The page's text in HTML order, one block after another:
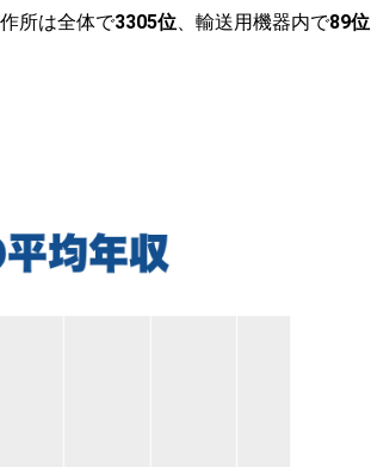
所は全体で3305位、輸送用機器内で89位